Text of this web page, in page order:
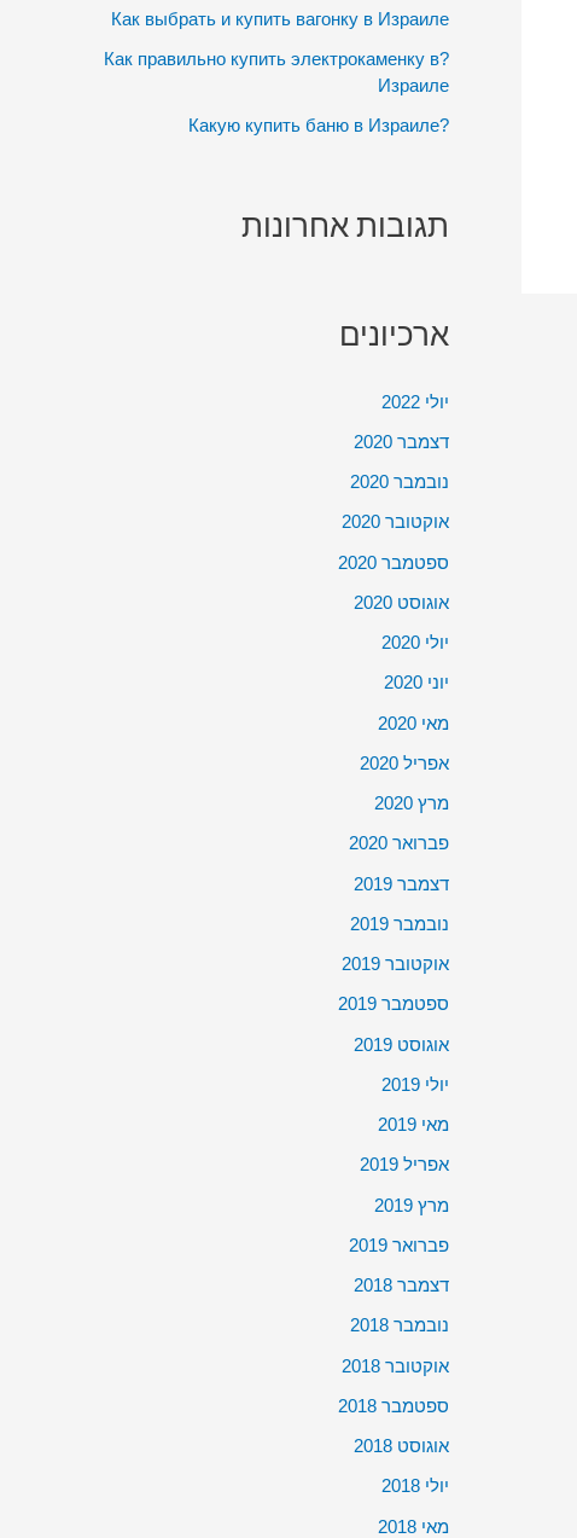
:
Как выбрать и купить вагонку в Израиле
?Как правильно купить электрокаменку в
Израиле
?Какую купить баню в Израиле
תגובות אחרונות
ארכיונים
יולי 2022
דצמבר 2020
נובמבר 2020
אוקטובר 2020
ספטמבר 2020
אוגוסט 2020
יולי 2020
יוני 2020
מאי 2020
אפריל 2020
מרץ 2020
פברואר 2020
דצמבר 2019
נובמבר 2019
אוקטובר 2019
ספטמבר 2019
אוגוסט 2019
יולי 2019
מאי 2019
אפריל 2019
מרץ 2019
פברואר 2019
דצמבר 2018
נובמבר 2018
אוקטובר 2018
ספטמבר 2018
אוגוסט 2018
יולי 2018
מאי 2018